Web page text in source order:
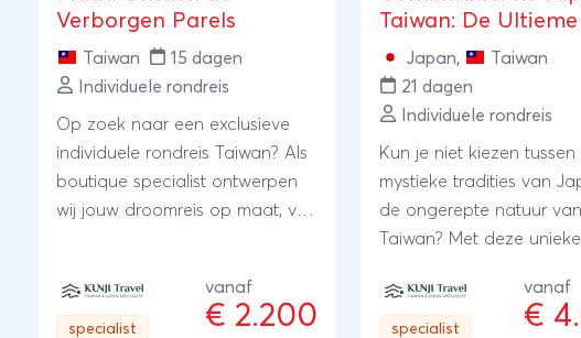
Verborgen Parels
Taiwan
15 dagen
Individuele rondreis
Op zoek naar een exclusieve
individuele rondreis Taiwan? Als
boutique specialist ontwerpen
wij jouw droomreis op maat, vol
specialist
vanaf
€ 2.200
Taiwan: De
Ervaring
Japan,
Taiwan
21 dagen
Individuele rondreis
Kun je niet kiezen tussen
mystieke tradities van
de ongerepte natuur van
Taiwan? Met deze unieke
Taiwan hoeft dat ook
21-daagse individuele
specialist
vanaf
€